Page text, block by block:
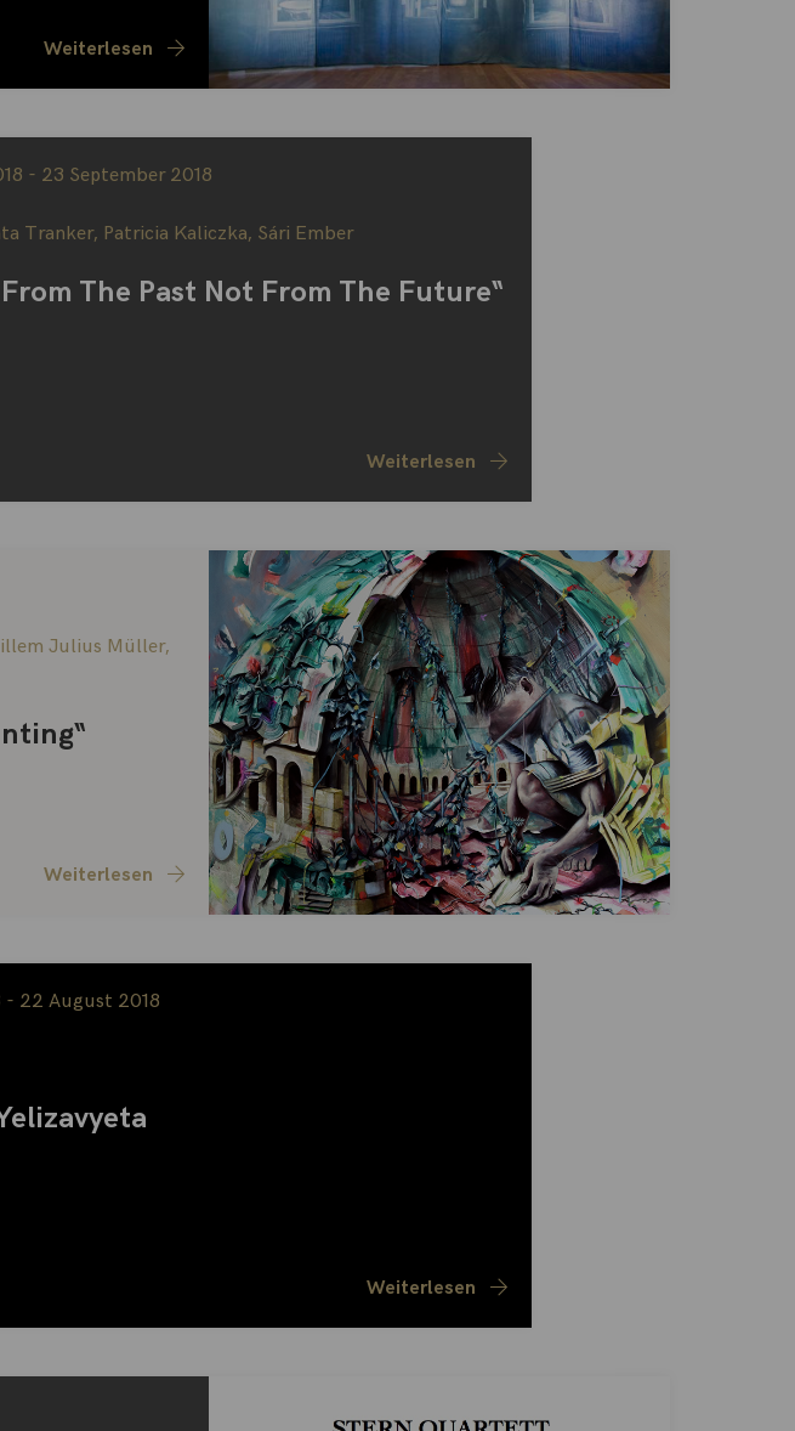
Weiterlesen
- 23 September 2018
Tranker, Patricia Kaliczka, Sári Ember
From The Past Not From The Future“
Weiterlesen
Julius Müller,
Weiterlesen
- 22 August 2018
Weiterlesen